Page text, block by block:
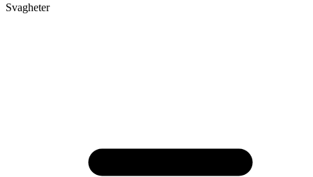
Svagheter